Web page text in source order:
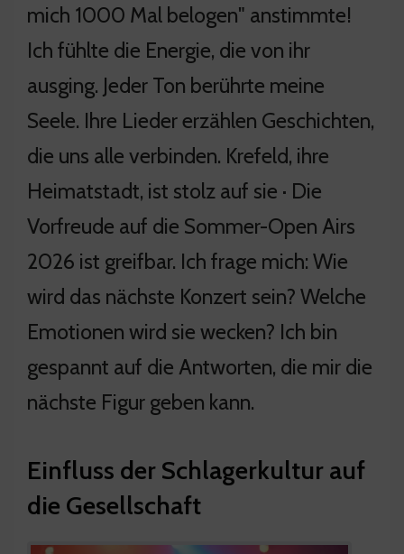
mich 1000 Mal belogen" anstimmte!
Ich fühlte die Energie, die von ihr
ausging. Jeder Ton berührte meine
Seele. Ihre Lieder erzählen Geschichten,
die uns alle verbinden. Krefeld, ihre
Heimatstadt, ist stolz auf sie · Die
Vorfreude auf die Sommer-Open Airs
2026 ist greifbar. Ich frage mich: Wie
wird das nächste Konzert sein? Welche
Emotionen wird sie wecken? Ich bin
gespannt auf die Antworten, die mir die
nächste Figur geben kann.
Einfluss der Schlagerkultur auf
die Gesellschaft